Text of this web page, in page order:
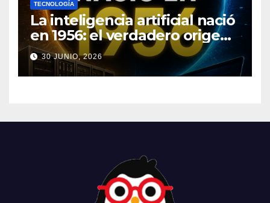
TECNOLOGÍA
La inteligencia artificial nació
en 1956: el verdadero origen
de la IA que cambió el
mundo
30 JUNIO, 2026